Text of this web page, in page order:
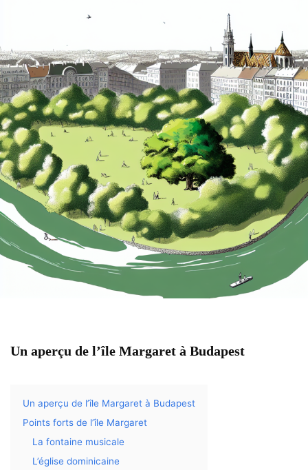
Un aperçu de l’île Margaret à Budapest
Un aperçu de l’île Margaret à Budapest
Points forts de l’île Margaret
La fontaine musicale
L’église dominicaine